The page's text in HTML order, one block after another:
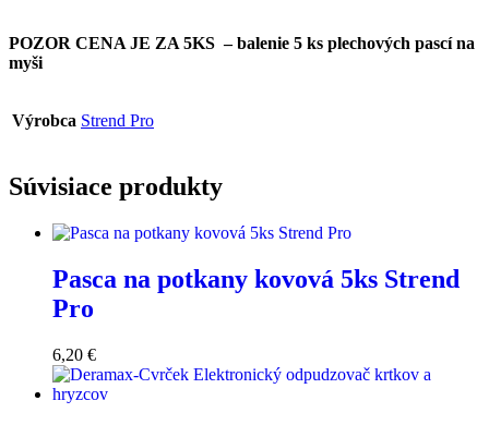
POZOR CENA JE ZA 5KS – balenie 5 ks plechových pascí na
myši
Výrobca Strend Pro
Súvisiace produkty
Pasca na potkany kovová 5ks Strend
Pro
6,20 €